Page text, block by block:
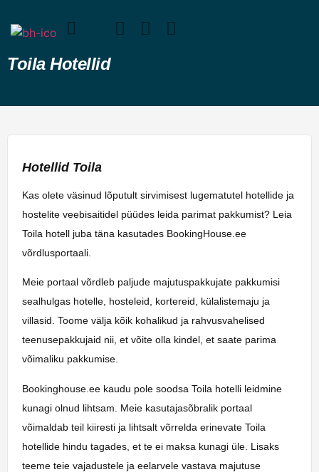
Toila Hotellid
Hotellid Toila
Kas olete väsinud lõputult sirvimisest lugematutel hotellide ja
hostelite veebisaitidel püüdes leida parimat pakkumist? Leia
Toila hotell juba täna kasutades BookingHouse.ee
võrdlusportaali.
Meie portaal võrdleb paljude majutuspakkujate pakkumisi
sealhulgas hotelle, hosteleid, kortereid, külalistemaju ja
villasid. Toome välja kõik kohalikud ja rahvusvahelised
teenusepakkujaid nii, et võite olla kindel, et saate parima
võimaliku pakkumise.
Bookinghouse.ee kaudu pole soodsa Toila hotelli leidmine
kunagi olnud lihtsam. Meie kasutajasõbralik portaal
võimaldab teil kiiresti ja lihtsalt võrrelda erinevate Toila
hotellide hindu tagades, et te ei maksa kunagi üle. Lisaks
teeme teie vajadustele ja eelarvele vastava majutuse